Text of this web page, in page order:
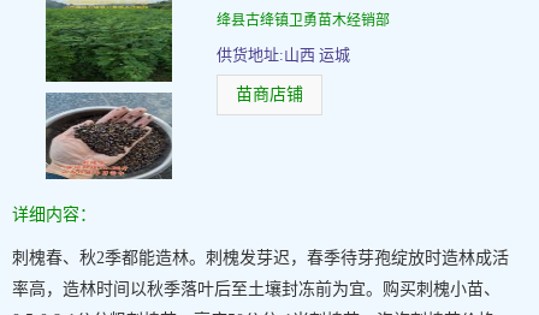
绛县古绛镇卫勇苗木经销部
供货地址:山西 运城
苗商店铺
详细内容：
刺槐春、秋2季都能造林。刺槐发芽迟，春季待芽孢绽放时造林成活
率高，造林时间以秋季落叶后至土壤封冻前为宜。购买刺槐小苗、